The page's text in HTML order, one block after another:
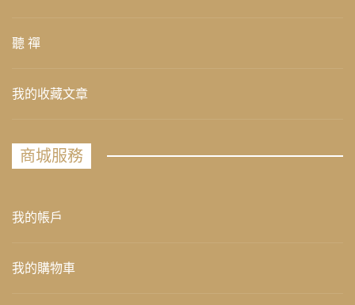
聽 禪
我的收藏文章
商城服務
我的帳戶
我的購物車